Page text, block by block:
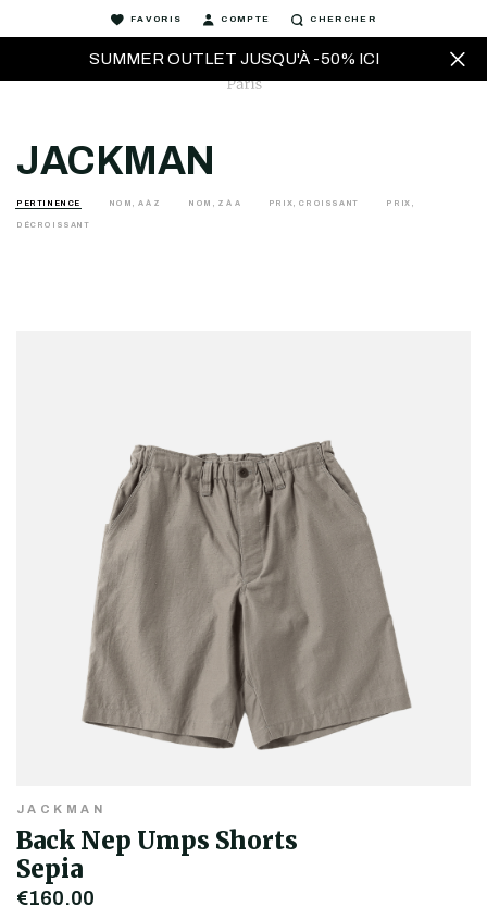
SUMMER OUTLET JUSQU'À -50% ICI
FAVORIS COMPTE CHERCHER
JACKMAN
PERTINENCE NOM, A À Z NOM, Z À A PRIX, CROISSANT PRIX,
DÉCROISSANT
JACKMAN
Back Nep Umps Shorts
Sepia
€160,00